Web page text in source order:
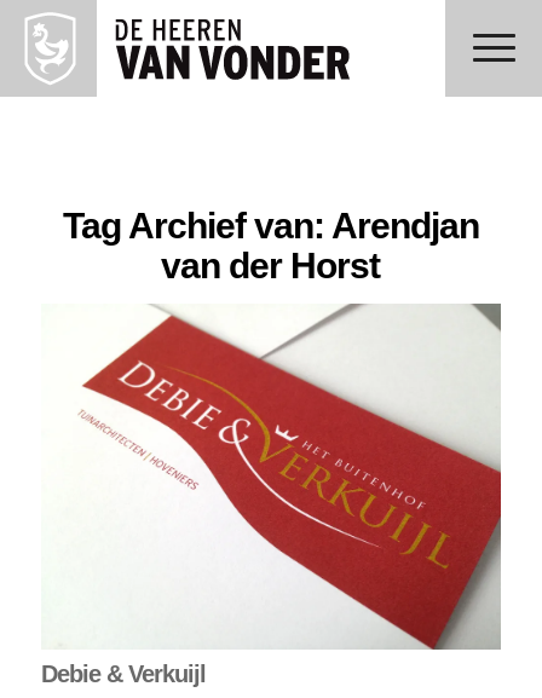
Tag Archief van: Arendjan
van der Horst
Debie & Verkuijl